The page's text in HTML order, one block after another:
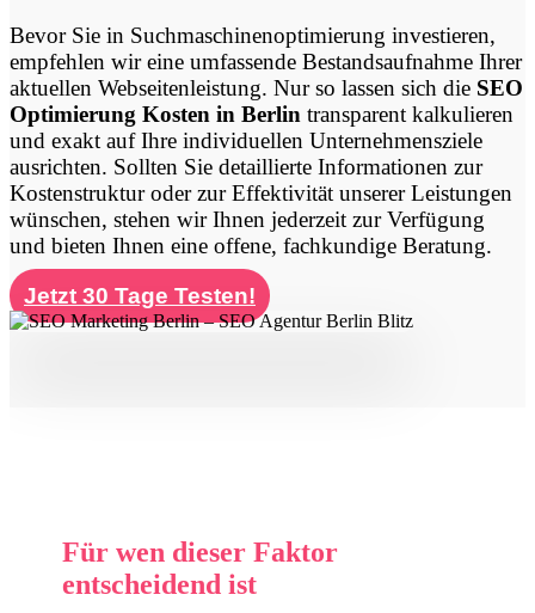
Bevor Sie in Suchmaschinenoptimierung investieren,
empfehlen wir eine umfassende Bestandsaufnahme Ihrer
aktuellen Webseitenleistung. Nur so lassen sich die SEO
Optimierung Kosten in Berlin transparent kalkulieren
und exakt auf Ihre individuellen Unternehmensziele
ausrichten. Sollten Sie detaillierte Informationen zur
Kostenstruktur oder zur Effektivität unserer Leistungen
wünschen, stehen wir Ihnen jederzeit zur Verfügung
und bieten Ihnen eine offene, fachkundige Beratung.
Jetzt 30 Tage Testen!
Für wen dieser Faktor
entscheidend ist